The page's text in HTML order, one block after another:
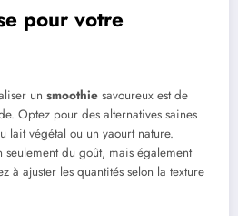
pour votre
un smoothie savoureux est de
Optez pour des alternatives saines
lait végétal ou un yaourt nature.
du goût, mais également
à ajuster les quantités selon la texture